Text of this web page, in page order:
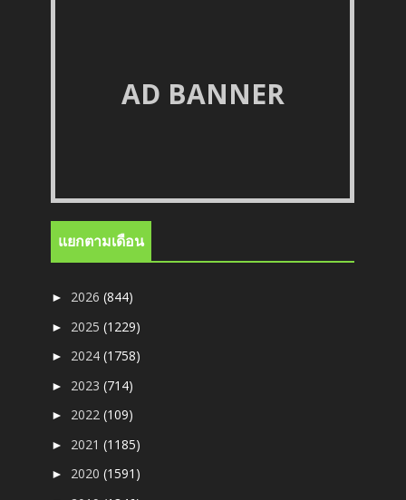
AD BANNER
แยกตามเดือน
► 2026(844)
► 2025(1229)
► 2024(1758)
► 2023(714)
► 2022(109)
► 2021(1185)
► 2020(1591)